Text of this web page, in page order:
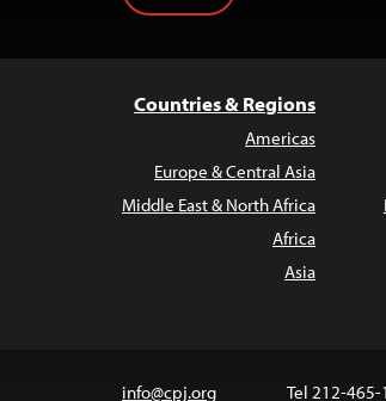
Countries & Regions
Americas
Europe & Central Asia
Middle East & North Africa
Africa
Asia
Tel 212-
info@cpj.org